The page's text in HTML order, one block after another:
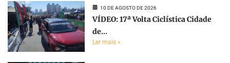
10 DE AGOSTO DE 2026
VÍDEO: 17ª Volta Ciclística Cidade
de...
Ler mais »